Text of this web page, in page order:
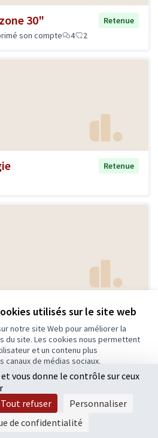
utilisés sur le site web
notre site Web pour améliorer la
du site. Les cookies nous permettent
et un contenu plus
de médias sociaux.
accepter
les cookies essentiels
Paramètres
30"
Retenue
son compte
4 2
Retenue
Retenue
vous donne le contrôle sur ceux
Tout refuser
Personnaliser
de confidentialité